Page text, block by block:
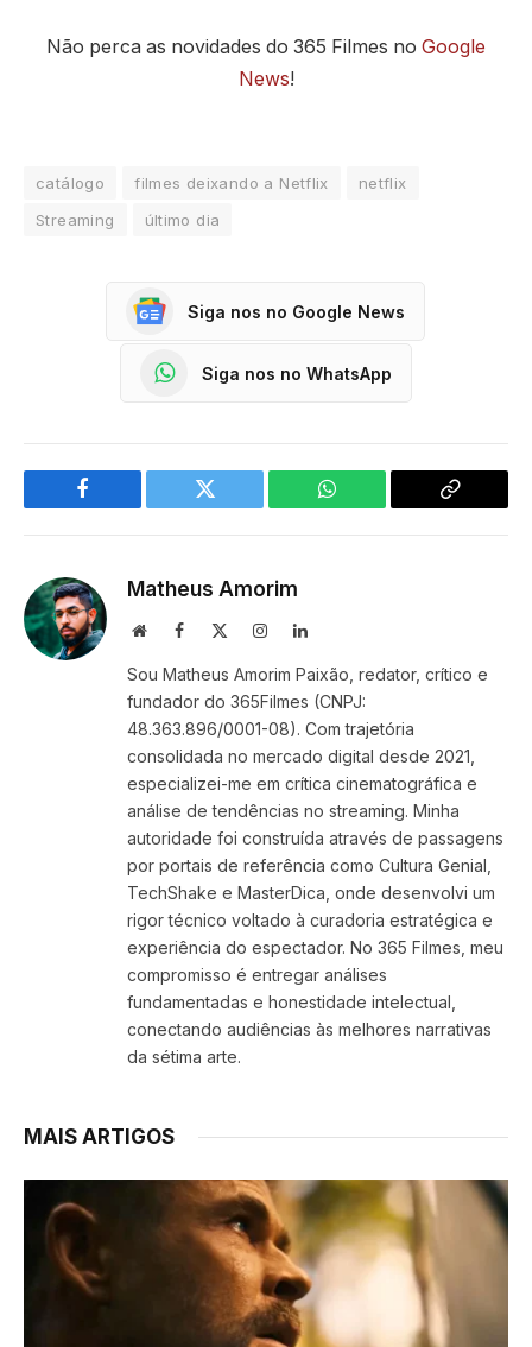
Não perca as novidades do 365 Filmes no Google
News!
catálogo filmes deixando a Netflix
netflix
Streaming
último dia
Siga nos no Google News
Siga nos no WhatsApp
Facebook Twitter WhatsApp
Copy
Matheus Amorim
WebsiteFacebook InstagramLinkedIn
Sou Matheus Amorim Paixão, redator, crítico e
fundador do 365Filmes (CNPJ:
48.363.896/0001-08). Com trajetória
consolidada no mercado digital desde 2021,
especializei-me em crítica cinematográfica e
análise de tendências no streaming. Minha
autoridade foi construída através de passagens
por portais de referência como Cultura Genial,
TechShake e MasterDica, onde desenvolvi um
rigor técnico voltado à curadoria estratégica e
experiência do espectador. No 365 Filmes, meu
compromisso é entregar análises
fundamentadas e honestidade intelectual,
conectando audiências às melhores narrativas
da sétima arte.
MAIS ARTIGOS